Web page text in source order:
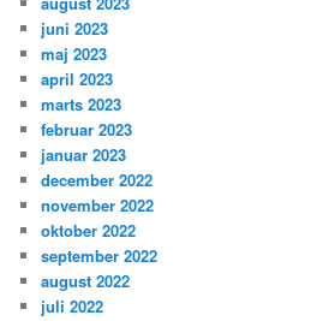
juni 2023
maj 2023
april 2023
marts 2023
februar 2023
januar 2023
december 2022
november 2022
oktober 2022
september 2022
august 2022
juli 2022